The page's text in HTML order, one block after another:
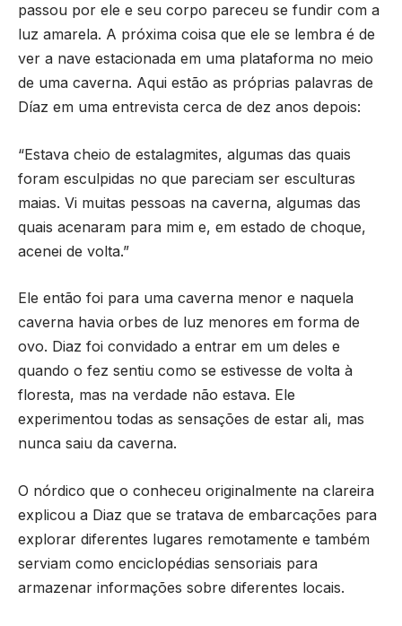
passou por ele e seu corpo pareceu se fundir com a
luz amarela. A próxima coisa que ele se lembra é de
ver a nave estacionada em uma plataforma no meio
de uma caverna. Aqui estão as próprias palavras de
Díaz em uma entrevista cerca de dez anos depois:
“Estava cheio de estalagmites, algumas das quais
foram esculpidas no que pareciam ser esculturas
maias. Vi muitas pessoas na caverna, algumas das
quais acenaram para mim e, em estado de choque,
acenei de volta.”
Ele então foi para uma caverna menor e naquela
caverna havia orbes de luz menores em forma de
ovo. Diaz foi convidado a entrar em um deles e
quando o fez sentiu como se estivesse de volta à
floresta, mas na verdade não estava. Ele
experimentou todas as sensações de estar ali, mas
nunca saiu da caverna.
O nórdico que o conheceu originalmente na clareira
explicou a Diaz que se tratava de embarcações para
explorar diferentes lugares remotamente e também
serviam como enciclopédias sensoriais para
armazenar informações sobre diferentes locais.